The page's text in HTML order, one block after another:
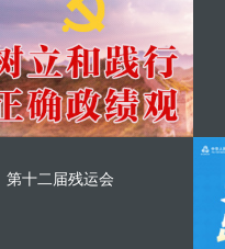
第十二届残运会